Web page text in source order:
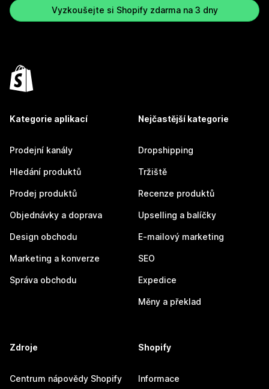
Vyzkoušejte si Shopify zdarma na 3 dny
Kategorie aplikací
Prodejní kanály
Hledání produktů
Prodej produktů
Objednávky a doprava
Design obchodu
Marketing a konverze
Správa obchodu
Nejčastější kategorie
Dropshipping
Tržiště
Recenze produktů
Upselling a balíčky
E-mailový marketing
SEO
Expedice
Měny a překlad
Zdroje
Centrum nápovědy Shopify
Shopify
Informace